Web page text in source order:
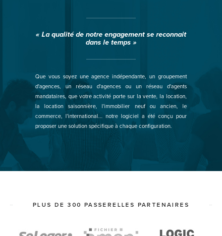
« La qualité de notre engagement se reconnait
dans le temps »
Que vous soyez une agence indépendante, un groupement
d'agences, un réseau d'agences ou un réseau d'agents
mandataires, que votre activité porte sur la vente, la location,
la location saisonnière, l'immobilier neuf ou ancien, le
commerce, l'international... notre logiciel a été conçu pour
proposer une solution spécifique à chaque configuration.
PLUS DE 300 PASSERELLES PARTENAIRES